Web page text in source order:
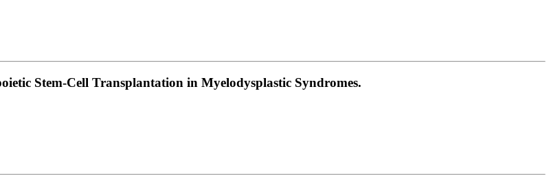
Stem-Cell Transplantation in Myelodysplastic Syndromes.